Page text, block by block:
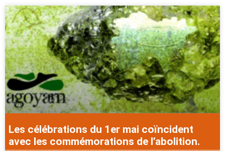
Les célébrations du 1er mai coïncident
avec les commémorations de l’abolition.